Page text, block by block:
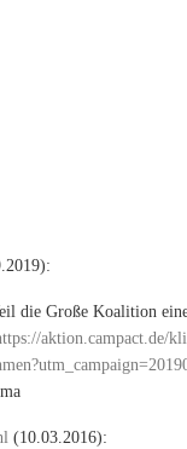
die Große Koalition
aktion.campact.de/
(10.03.2016):